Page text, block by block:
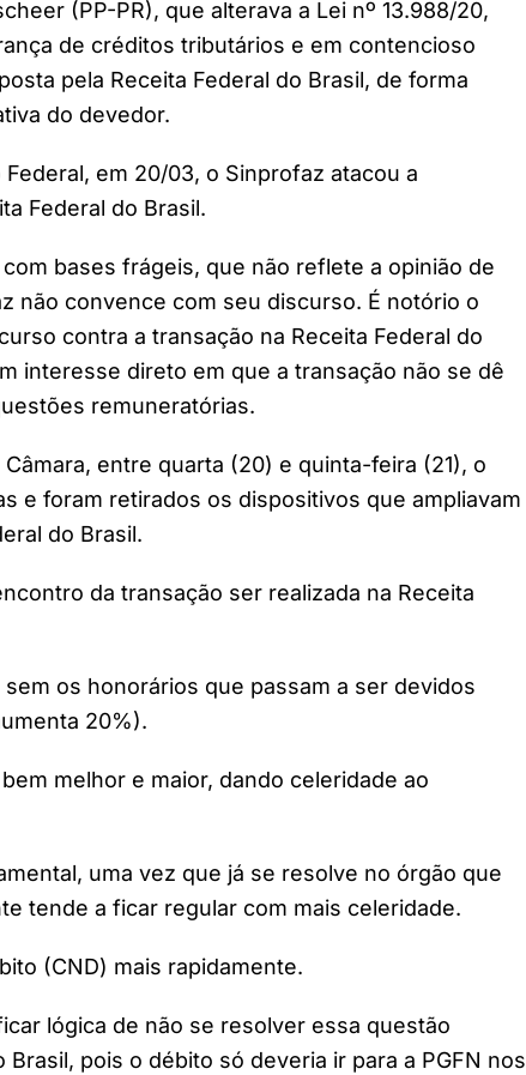
(PP-PR), que alterava a Lei nº 13.988/20,
de créditos tributários e em contencioso
pela Receita Federal do Brasil, de forma
do devedor.
em 20/03, o Sinprofaz atacou a
Federal do Brasil.
bases frágeis, que não reflete a opinião de
não convence com seu discurso. É notório o
contra a transação na Receita Federal do
interesse direto em que a transação não se dê
remuneratórias.
entre quarta (20) e quinta-feira (21), o
e foram retirados os dispositivos que ampliavam
do Brasil.
da transação ser realizada na Receita
os honorários que passam a ser devidos
20%).
melhor e maior, dando celeridade ao
uma vez que já se resolve no órgão que
tende a ficar regular com mais celeridade.
(CND) mais rapidamente.
lógica de não se resolver essa questão
pois o débito só deveria ir para a PGFN nos